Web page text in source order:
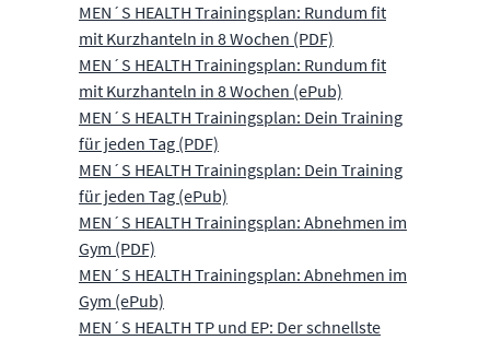
MEN´S HEALTH Trainingsplan: Rundum fit
mit Kurzhanteln in 8 Wochen (PDF)
MEN´S HEALTH Trainingsplan: Rundum fit
mit Kurzhanteln in 8 Wochen (ePub)
MEN´S HEALTH Trainingsplan: Dein Training
für jeden Tag (PDF)
MEN´S HEALTH Trainingsplan: Dein Training
für jeden Tag (ePub)
MEN´S HEALTH Trainingsplan: Abnehmen im
Gym (PDF)
MEN´S HEALTH Trainingsplan: Abnehmen im
Gym (ePub)
MEN´S HEALTH TP und EP: Der schnellste